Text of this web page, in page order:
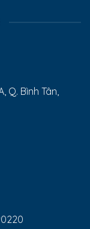
Q. Bình Tân,